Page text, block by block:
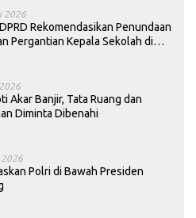
2026
Rekomendasikan Penundaan
Pergantian Kepala Sekolah di
Akar Banjir, Tata Ruang dan
Diminta Dibenahi
2026
Polri di Bawah Presiden